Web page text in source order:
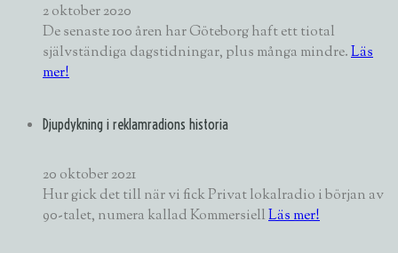
2 oktober 2020
De senaste 100 åren har Göteborg haft ett tiotal
självständiga dagstidningar, plus många mindre.Läs
mer!
Djupdykning i reklamradions historia
20 oktober 2021
Hur gick det till när vi fick Privat lokalradio i början av
90-talet, numera kallad KommersiellLäs mer!